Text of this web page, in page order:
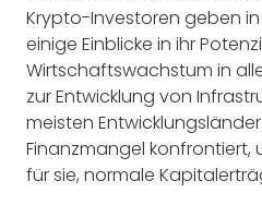
Krypto-Investoren geben
einige Einblicke in ihr
Wirtschaftswachstum in
zur Entwicklung von
meisten
Finanzmangel konfrontiert,
für sie, normale